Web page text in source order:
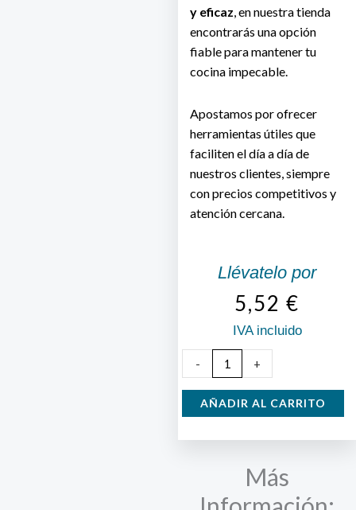
y eficaz , en nuestra tienda
encontrarás una opción
fiable para mantener tu
cocina impecable.
Apostamos por ofrecer
herramientas útiles que
faciliten el día a día de
nuestros clientes, siempre
con precios competitivos y
atención cercana.
Llévatelo por
5,52 €
IVA incluido
-
Rascador
Vitrocerámica
Metálico
+
AÑADIR AL CARRITO
Más